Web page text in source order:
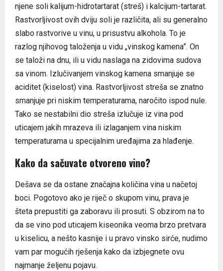
njene soli kalijum-hidrotartarat (streš) i kalcijum-tartarat.
Rastvorljivost ovih dviju soli je različita, ali su generalno
slabo rastvorive u vinu, u prisustvu alkohola. To je
razlog njihovog taloženja u vidu „vinskog kamena”. On
se taloži na dnu, ili u vidu naslaga na zidovima sudova
sa vinom. Izlučivanjem vinskog kamena smanjuje se
aciditet (kiselost) vina. Rastvorljivost streša se znatno
smanjuje pri niskim temperaturama, naročito ispod nule.
Tako se nestabilni dio streša izlučuje iz vina pod
uticajem jakih mrazeva ili izlaganjem vina niskim
temperaturama u specijalnim uređajima za hlađenje.
Kako da sačuvate otvoreno vino?
Dešava se da ostane značajna količina vina u načetoj
boci. Pogotovo ako je riječ o skupom vinu, prava je
šteta prepustiti ga zaboravu ili prosuti. S obzirom na to
da se vino pod uticajem kiseonika veoma brzo pretvara
u kiselicu, a nešto kasnije i u pravo vinsko sirće, nudimo
vam par mogućih rješenja kako da izbjegnete ovu
najmanje željenu pojavu.